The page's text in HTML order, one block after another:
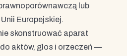
lub
Europejskiej.
skonstruować aparat
aktów, glos i orzeczeń —